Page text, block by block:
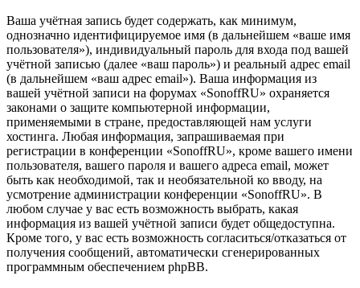
Ваша учётная запись будет содержать, как минимум,
однозначно идентифицируемое имя (в дальнейшем «ваше имя
пользователя»), индивидуальный пароль для входа под вашей
учётной записью (далее «ваш пароль») и реальный адрес email
(в дальнейшем «ваш адрес email»). Ваша информация из
вашей учётной записи на форумах «SonoffRU» охраняется
законами о защите компьютерной информации,
применяемыми в стране, предоставляющей нам услуги
хостинга. Любая информация, запрашиваемая при
регистрации в конференции «SonoffRU», кроме вашего имени
пользователя, вашего пароля и вашего адреса email, может
быть как необходимой, так и необязательной ко вводу, на
усмотрение администрации конференции «SonoffRU». В
любом случае у вас есть возможность выбрать, какая
информация из вашей учётной записи будет общедоступна.
Кроме того, у вас есть возможность согласиться/отказаться от
получения сообщений, автоматически сгенерированных
программным обеспечением phpBB.